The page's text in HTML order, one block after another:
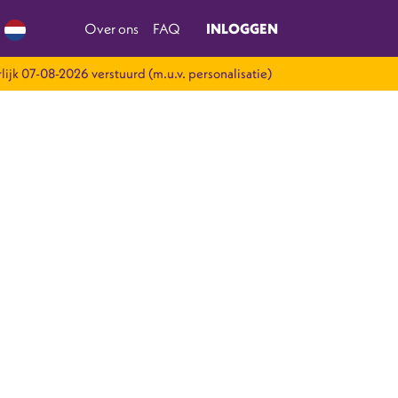
Over ons FAQ INLOGGEN
07-08-2026 verstuurd (m.u.v. personalisatie)